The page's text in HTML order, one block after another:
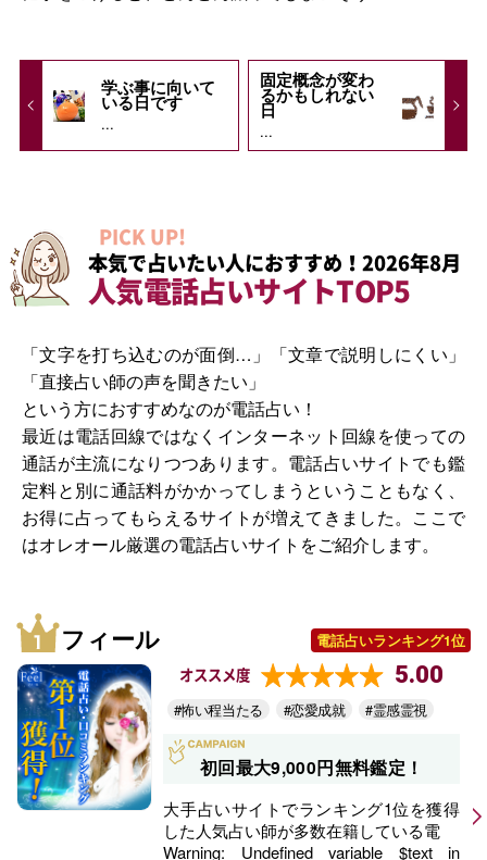
学ぶ事に向いて
いる日です
...
固定概念が変わ
るかもしれない
日
...
PICK UP!
本気で占いたい人におすすめ！2026年8月
人気電話占いサイトTOP5
「文字を打ち込むのが面倒…」「文章で説明しにくい」
「直接占い師の声を聞きたい」
という方におすすめなのが電話占い！
最近は電話回線ではなくインターネット回線を使っての
通話が主流になりつつあります。電話占いサイトでも鑑
定料と別に通話料がかかってしまうということもなく、
お得に占ってもらえるサイトが増えてきました。ここで
はオレオール厳選の電話占いサイトをご紹介します。
フィール 電話占いランキング1位
オススメ度 5.00
#怖い程当たる #恋愛成就 #霊感霊視
初回最大9,000円無料鑑定！
大手占いサイトでランキング1位を獲得
した人気占い師が多数在籍している電
Warning: Undefined variable $text in